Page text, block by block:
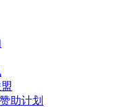
助计划